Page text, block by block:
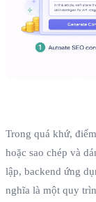
Trong quá khứ,
hoặc sao chép và
lập, backend ứng
nghĩa là một quy